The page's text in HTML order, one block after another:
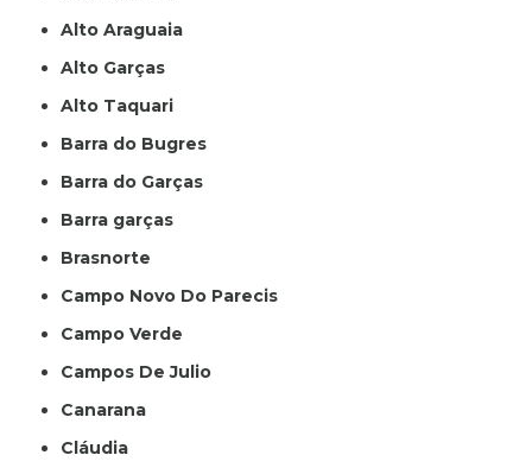
Alto Araguaia
Alto Garças
Alto Taquari
Barra do Bugres
Barra do Garças
Barra garças
Brasnorte
Campo Novo Do Parecis
Campo Verde
Campos De Julio
Canarana
Cláudia